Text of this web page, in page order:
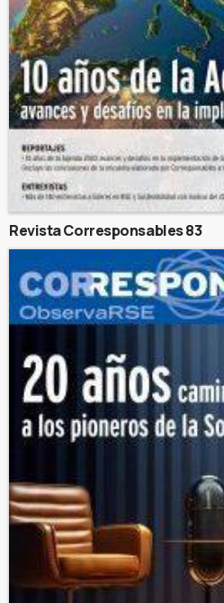
Revista Corresponsables 83